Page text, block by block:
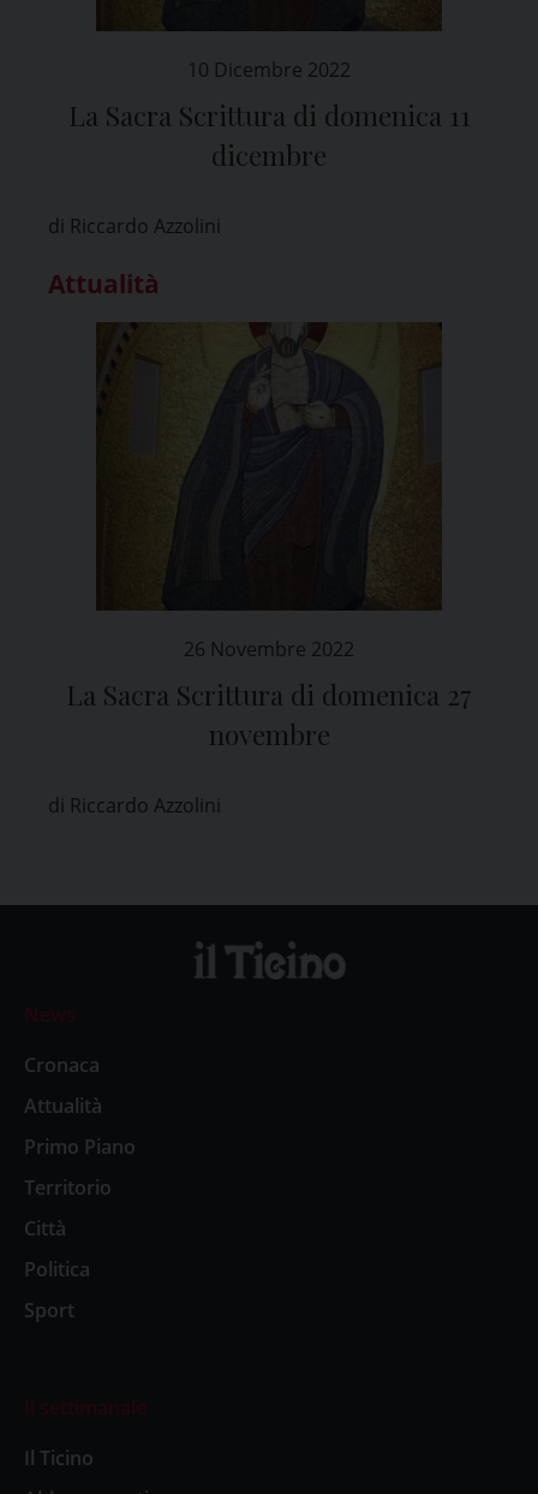
10 Dicembre 2022
La Sacra Scrittura di domenica 11
dicembre
di Riccardo Azzolini
Attualità
26 Novembre 2022
La Sacra Scrittura di domenica 27
novembre
di Riccardo Azzolini
News
Cronaca
Attualità
Primo Piano
Territorio
Città
Politica
Sport
Il settimanale
Il Ticino